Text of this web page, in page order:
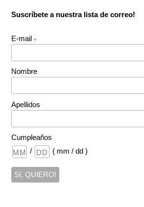
Suscríbete a nuestra lista de correo!
E-mail *
Nombre
Apellidos
Cumpleaños
/
( mm / dd )